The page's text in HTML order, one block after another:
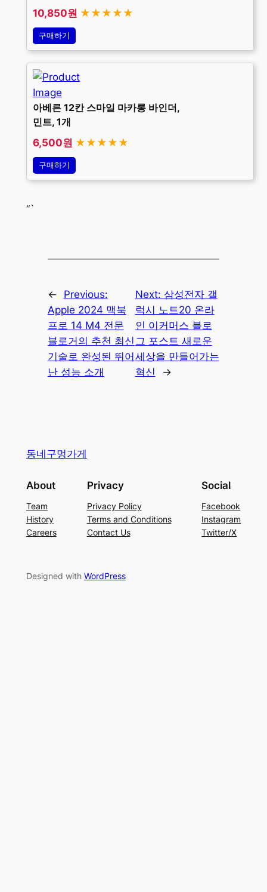
10,850원 ★★★★★
구매하기
아베른 12칸 스마일 마카롱 바인더,
민트, 1개
6,500원 ★★★★★
구매하기
“`
←
Previous:
Apple 2024 맥북
프로 14 M4 전문
블로거의 추천 최신
기술로 완성된 뛰어
난 성능 소개
Next: 삼성전자 갤
럭시 노트20 온라
인 이커머스 블로
그 포스트 새로운
세상을 만들어가는
혁신
→
동네구멍가게
About
Team
History
Careers
Privacy
Privacy Policy
Terms and Conditions
Contact Us
Social
Facebook
Instagram
Twitter/X
Designed with WordPress